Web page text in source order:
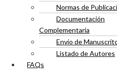
Normas de
Documentación
Complementaria
Envío de
Listado de Autores
FAQs